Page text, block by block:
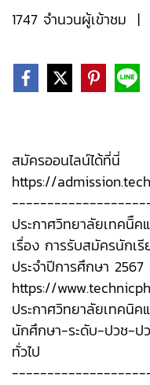
1747 จำนวนผู้เข้าชม |
สมัครออนไลน์ได้ที่นี่
https://
ประกาศวิทยาลัยเทคนิืค
เรื่อง การรับสมัครนักเ
ประจำปีการศึกษา 2567
https://
ประกาศวิทยาลัยเทคนิ
นักศึกษา-ระดับ-ปวช-ป
ทั่วไป